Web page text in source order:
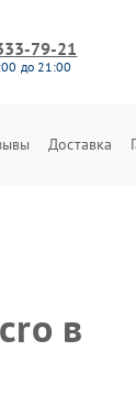
79-21
до 21:00
Доставка
в